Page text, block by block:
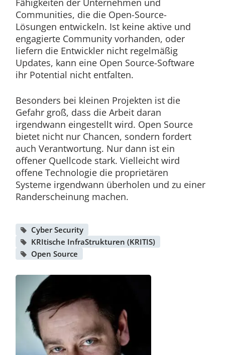
Fähigkeiten der Unternehmen und
Communities, die die Open-Source-
Lösungen entwickeln. Ist keine aktive und
engagierte Community vorhanden, oder
liefern die Entwickler nicht regelmäßig
Updates, kann eine Open Source-Software
ihr Potential nicht entfalten.
Besonders bei kleinen Projekten ist die
Gefahr groß, dass die Arbeit daran
irgendwann eingestellt wird. Open Source
bietet nicht nur Chancen, sondern fordert
auch Verantwortung. Nur dann ist ein
offener Quellcode stark. Vielleicht wird
offene Technologie die proprietären
Systeme irgendwann überholen und zu einer
Randerscheinung machen.
Cyber Security
KRItische InfraStrukturen (KRITIS)
Open Source